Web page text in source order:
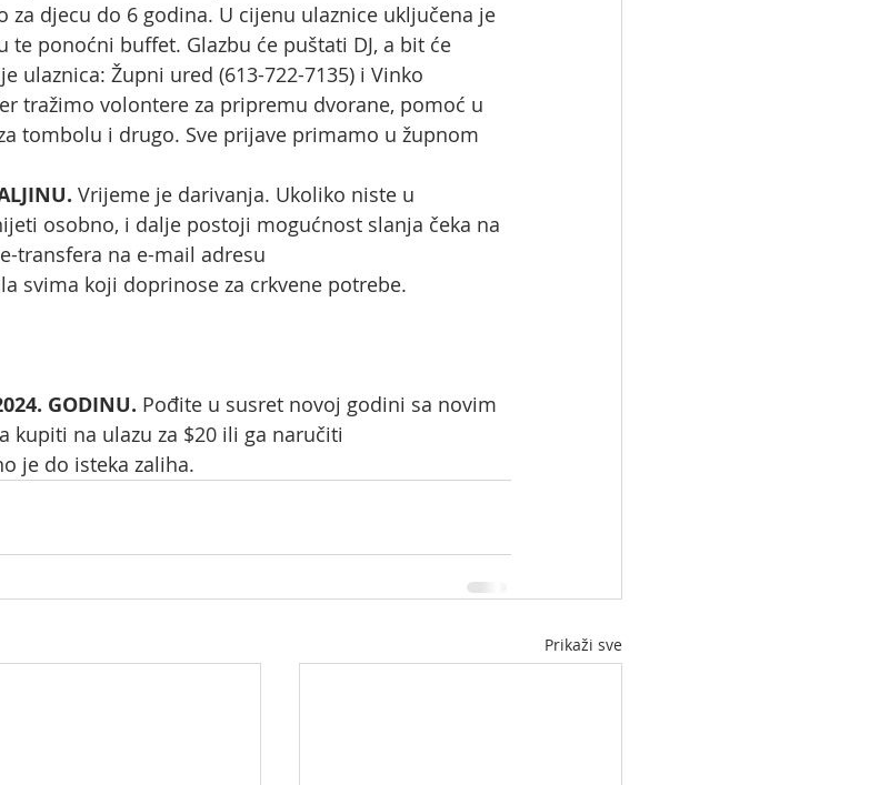
za djecu do 6 godina. U cijenu ulaznice uključena je
te ponoćni buffet. Glazbu će puštati DJ, a bit će
ulaznica: Župni ured (613-722-7135) i Vinko
tražimo volontere za pripremu dvorane, pomoć u
tombolu i drugo. Sve prijave primamo u župnom
Vrijeme je darivanja. Ukoliko niste u
osobno, i dalje postoji mogućnost slanja čeka na
transfera na e-mail adresu
svima koji doprinose za crkvene potrebe.
GODINU. Pođite u susret novoj godini sa novim
kupiti na ulazu za $20 ili ga naručiti
je do isteka zaliha.
Prikaži sve